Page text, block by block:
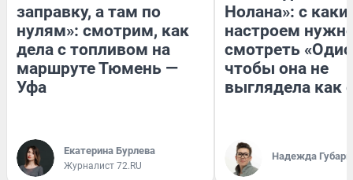
заправку, а там по
нулям»: смотрим, как
дела с топливом на
маршруте Тюмень —
Уфа
Екатерина Бурлева
Журналист 72.RU
Нолана»: с
настроем
смотреть
чтобы она не
выглядела как
Надежда Губарь